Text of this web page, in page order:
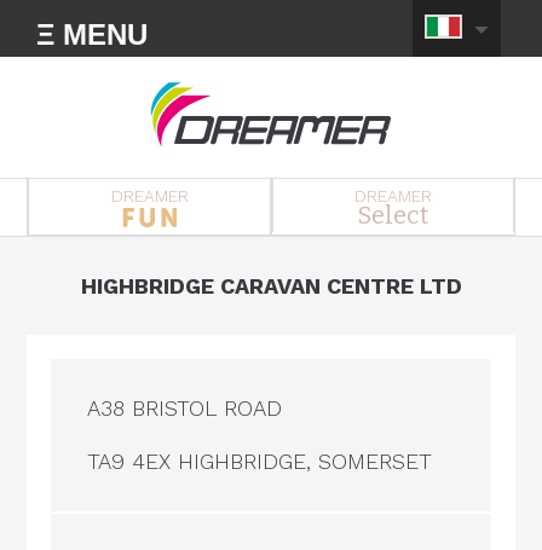
Ξ MENU
DREAMER DREAMER
Select
HIGHBRIDGE CARAVAN CENTRE LTD
A38 BRISTOL ROAD
TA9 4EX HIGHBRIDGE, SOMERSET